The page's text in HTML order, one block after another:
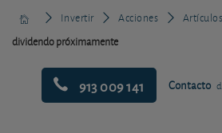
Invertir Acciones Artículos
dividendo próximamente
913 009 141 Contacto